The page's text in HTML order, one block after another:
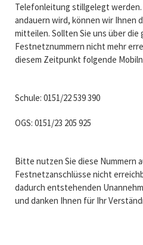
Telefonleitung stillgelegt
andauern wird, können wir Ihnen
mitteilen. Sollten Sie uns über die
Festnetznummern nicht mehr
diesem Zeitpunkt folgende
Schule: 0151/22 539 390
OGS: 0151/23 205 925
Bitte nutzen Sie diese Nummern
Festnetzanschlüsse nicht
dadurch entstehenden
und danken Ihnen für Ihr